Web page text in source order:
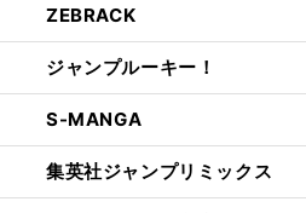
ZEBRACK
ジャンプルーキー！
S-MANGA
集英社ジャンプリミックス